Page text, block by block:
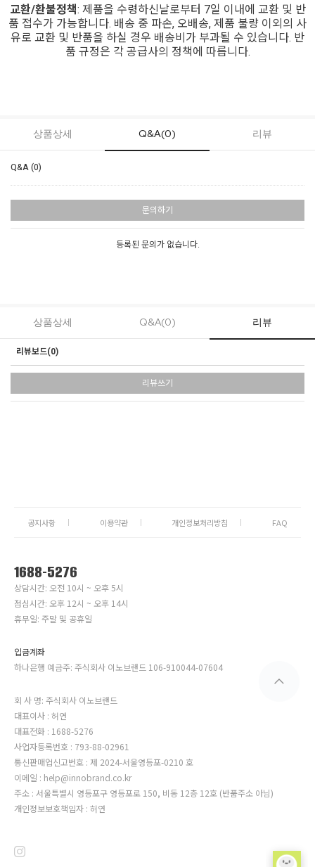
교환/환불정책: 제품을 수령하신날로부터 7일 이내에 교환 및 반
품 접수가 가능합니다. 배송 중 파손, 오배송, 제품 불량 이외의 사
유로 교환 및 반품을 하실 경우 배송비가 부과될 수 있습니다. 반
품 규정은 각 공급사의 정책에 따릅니다.
상품상세 Q&A(0) 리뷰
Q&A (0)
문의하기
등록된 문의가 없습니다.
상품상세 Q&A(0) 리뷰
리뷰보드(0)
리뷰쓰기
공지사항 이용약관 개인정보처리방침 FAQ
1688-5276
상담시간: 오전 10시 ~ 오후 5시
점심시간: 오후 12시 ~ 오후 14시
휴무일: 주말 및 공휴일
입금계좌
하나은행 예금주: 주식회사 이노브랜드 106-910044-07604
회 사 명: 주식회사 이노브랜드
대표이사 : 허연
대표전화 : 1688-5276
사업자등록번호 : 793-88-02961
통신판매업신고번호 : 제 2024-서울영등포-0210 호
이메일 : help@innobrand.co.kr
주소 : 서울특별시 영등포구 영등포로 150, 비동 12층 12호 (반품주소 아님)
개인정보보호책임자 : 허연